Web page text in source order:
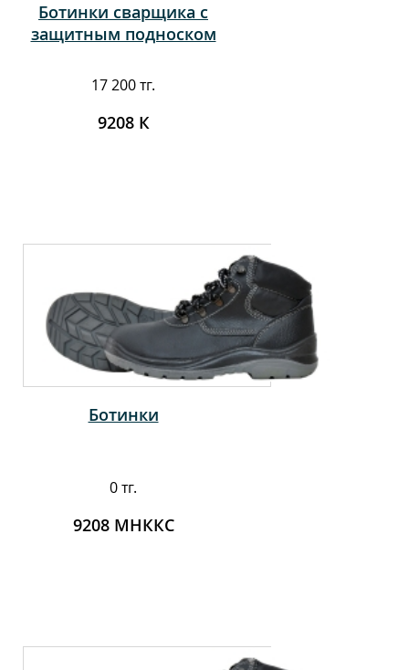
Ботинки сварщика с
защитным подноском
17 200 тг.
9208 К
Ботинки
0 тг.
9208 МНККС